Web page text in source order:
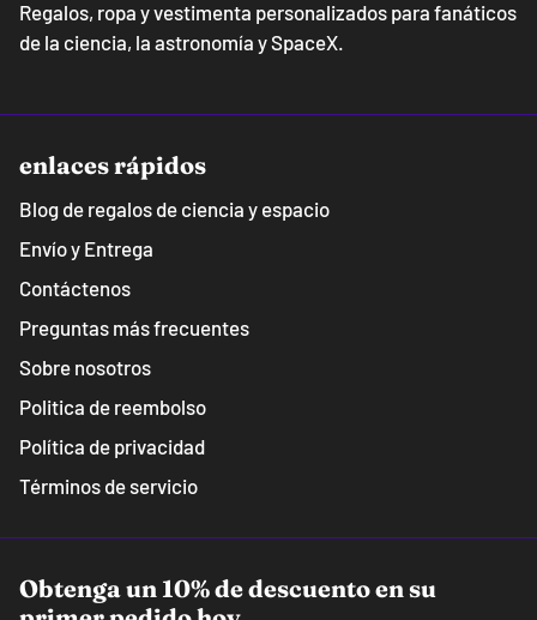
Regalos, ropa y vestimenta personalizados para fanáticos
de la ciencia, la astronomía y SpaceX.
enlaces rápidos
Blog de regalos de ciencia y espacio
Envío y Entrega
Contáctenos
Preguntas más frecuentes
Sobre nosotros
Politica de reembolso
Política de privacidad
Términos de servicio
Obtenga un 10% de descuento en su